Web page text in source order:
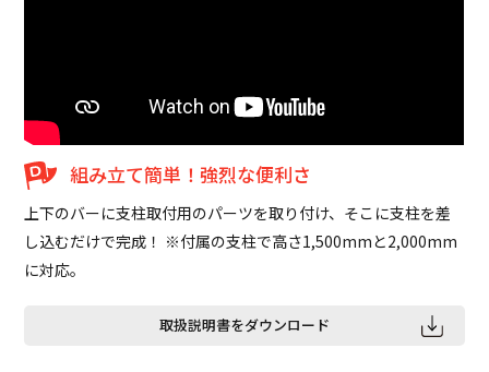
組み立て簡単！強烈な便利さ
上下のバーに支柱取付用のパーツを取り付け、そこに支柱を差
し込むだけで完成！ ※付属の支柱で高さ1,500mmと2,000mm
に対応。
取扱説明書をダウンロード